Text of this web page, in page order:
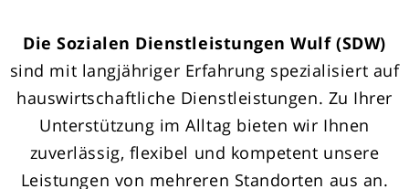
Die Sozialen Dienstleistungen Wulf (SDW)
sind mit langjähriger Erfahrung spezialisiert auf
hauswirtschaftliche Dienstleistungen. Zu Ihrer
Unterstützung im Alltag bieten wir Ihnen
zuverlässig, flexibel und kompetent unsere
Leistungen von mehreren Standorten aus an.